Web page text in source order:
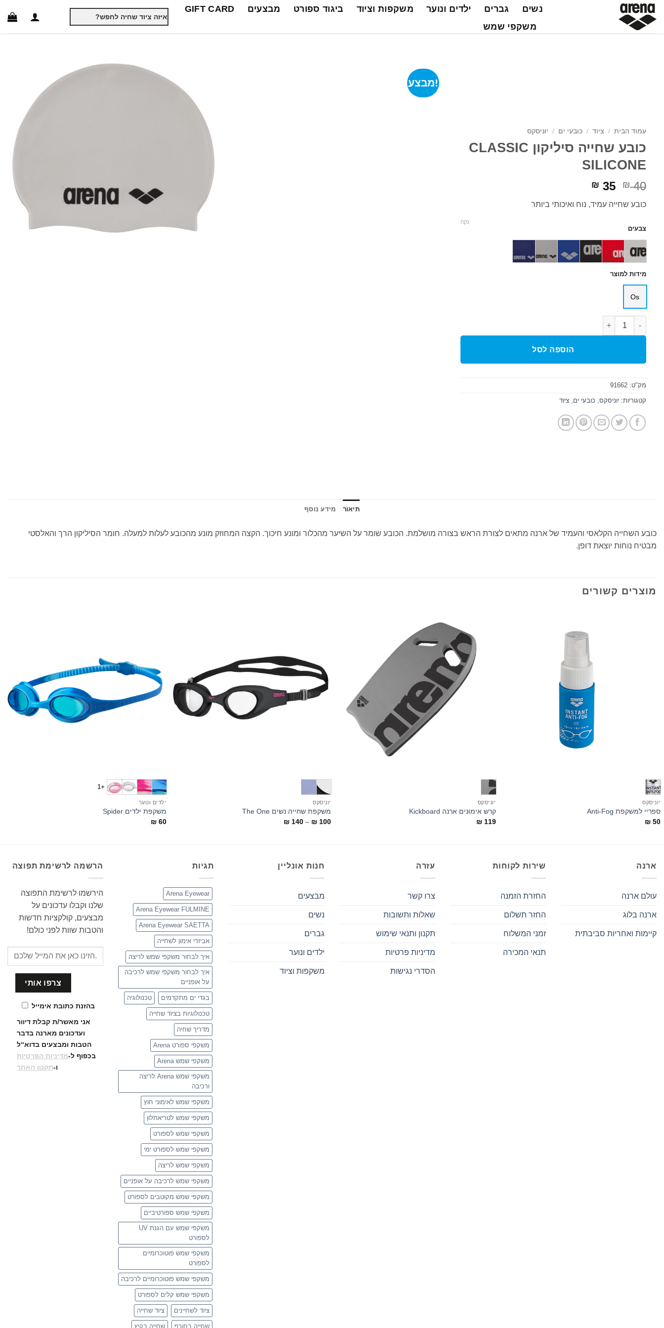
Skip
content
נשים גברים ילדים ונוער משקפות וציוד ביגוד ספורט מבצעים
GIFT CARD
משקפי שמש
עבור:
מבצע!
עמוד הבית / ציוד / כובעי ים / יוניסקס
כובע שחייה סיליקון CLASSIC
SILICONE
₪40
המחיר
היה:
₪ 35
הוא:
כובע שחייה עמיד, נוח ואיכותי ביותר
צבעים
מידות למוצר
Os
נקה
כמות של כובע שחייה סיליקון CLASSIC SILICONE
הוספה לסל
מק"ט: 91662
קטגוריות: יוניסקס, כובעי ים, ציוד
תיאור מידע נוסף
כובע השחייה הקלאסי והעמיד של ארנה מתאים לצורת הראש בצורה מושלמת. הכובע שומר על השיער מהכלור ומונע חיכוך. הקצה המחוזק מונע מהכובע לעלות למעלה. חומר הסיליקון הרך והאלסטי
מבטיח נוחות יוצאת דופן.
מוצרים קשורים
יוניסקס
ספריי למשקפת Anti-Fog
₪ 50
יוניסקס
קרש אימונים ארנה Kickboard
₪119
יוניסקס
משקפת שחייה נשים The One
₪ 100
–
₪ 140
+1
ילדים ונוער
משקפת ילדים Spider
₪60
ארנה
עולם ארנה
ארנה בלוג
קיימות ואחריות סביבתית
שירות לקוחות
החזרת הזמנה
החזר תשלום
זמני המשלוח
תנאי המכירה
עזרה
צרו קשר
שאלות ותשובות
תקנון ותנאי שימוש
מדיניות פרטיות
הסדרי נגישות
חנות אונליין
מבצעים
נשים
גברים
ילדים ונוער
משקפות וציוד
תגיות
Arena Eyewear
Arena Eyewear FULMINE
Arena Eyewear SAETTA
אביזרי אימון לשחייה
איך לבחור משקפי שמש לריצה
איך לבחור משקפי שמש לרכיבה
על אופניים
בגדי ים מתקדמים טכנולוגיה
טכנולוגיות בציוד שחייה
מדריך שחיה
משקפי ספורט Arena
משקפי שמש Arena
משקפי שמש Arena לריצה
ורכיבה
משקפי שמש לאימוני חוץ
משקפי שמש לטריאתלון
משקפי שמש לספורט
משקפי שמש לספורט ימי
משקפי שמש לריצה
משקפי שמש לרכיבה על אופניים
משקפי שמש מקוטבים לספורט
משקפי שמש ספורטיביים
משקפי שמש עם הגנת UV
לספורט
משקפי שמש פוטוכרומיים
לספורט
משקפי שמש פוטוכרומיים לרכיבה
משקפי שמש קלים לספורט
ציוד לשחיינים ציוד שחייה
שחייה בחורף שחייה בקיץ
הרשמה לרשימת תפוצה
הירשמו לרשימת התפוצה
שלנו וקבלו עדכונים על
מבצעים, קולקציות חדשות
והטבות שוות לפני כולם!
בהזנת כתובת אימייל
אני מאשר/ת קבלת דיוור
ועדכונים מארנה בדבר
הטבות ומבצעים בדוא“ל
בכפוף ל-מדיניות הפרטיות
ו-תקנון האתר